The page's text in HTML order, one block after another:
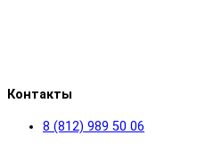
Контакты
8 (812) 989 50 06